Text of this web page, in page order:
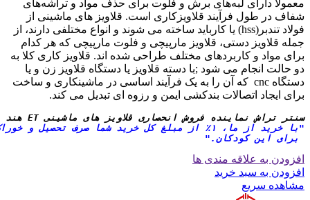
معمولاً دارای لبه‌های برش و فلوت برای حذف مواد و تراشه‌های
شفاف در طول فرآیند قلاویزکاری است. قلاویز های ماشینی از
فولاد تندبر(hss) یا کارباید ساخته می شوند و انواع مختلفی دارند، از
جمله قلاویز دستی، قلاویز مارپیچی و فلوت مارپیچی که هر کدام
برای مواد و کاربردهای مختلف طراحی شده اند. قلاویز کاری کلا به
دو حالت انجام می شود ;با دسته قلاویز یا دستگاه قلاویز زن و یا
دستگاه cnc که آن را به یک فرآیند اساسی در ماشینکاری و ساخت
برای ایجاد اتصالات بندکشی ایمن و رزوه ای تبدیل می کند.
سنتر تراش نماینده فروش انحصاری قلاویز های ماشینی ET هند با شمش های بهلر آلمان میباشد
"با خرید از ما، ۱٪ از مبلغ کل خرید شما صرف تحصیل و خوراک کودکان کار می‌شود. همراه ما باشید در ساختن آینده‌ای روشن‌تر
برای این کودکان."
افزودن به علاقه مندی ها
افزودن به سبد خرید
مشاهده سریع